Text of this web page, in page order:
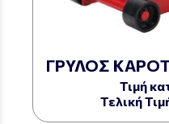
ΓΡΥΛΟΣ
Τιμή
Τελική